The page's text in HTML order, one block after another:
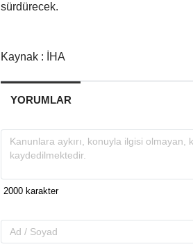
sürdürecek.
Kaynak : İHA
YORUMLAR